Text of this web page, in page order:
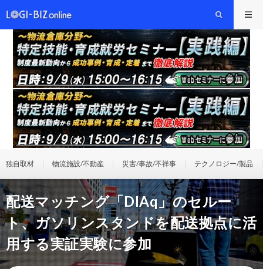
独自取材 物流施設/不動産 災害/事故/不祥事 テクノロジー/製品
配送マッチング「DIAq」のセルー
ト、ガソリンスタンドを配送拠点に活
用する実証実験に参加